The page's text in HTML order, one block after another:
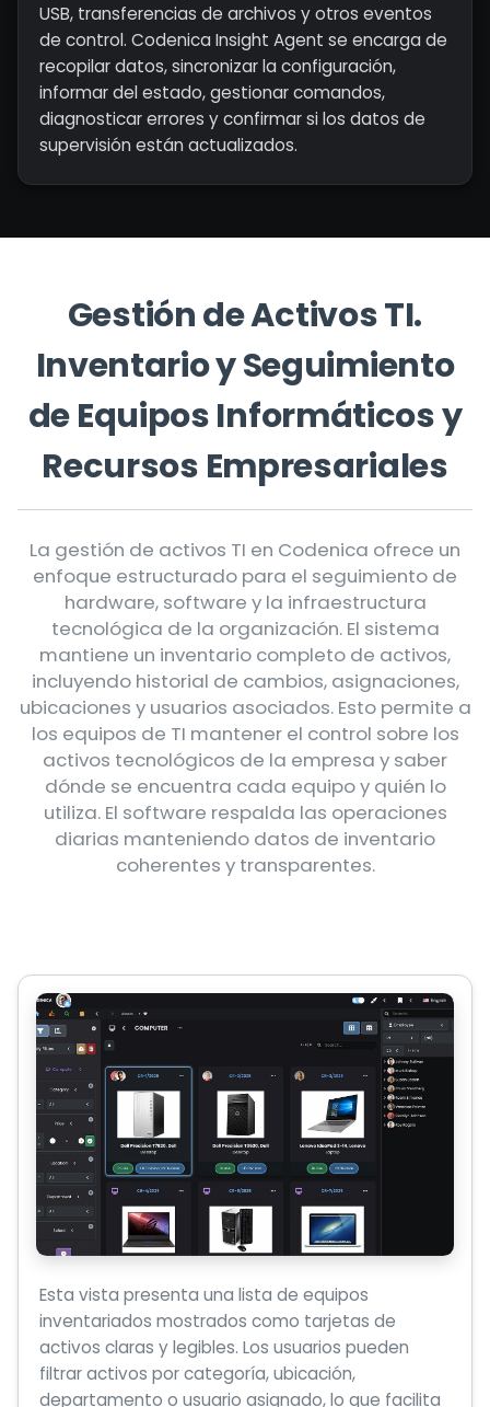
USB, transferencias de archivos y otros eventos
de control. Codenica Insight Agent se encarga de
recopilar datos, sincronizar la configuración,
informar del estado, gestionar comandos,
diagnosticar errores y confirmar si los datos de
supervisión están actualizados.
Gestión de Activos TI.
Inventario y Seguimiento
de Equipos Informáticos y
Recursos Empresariales
La gestión de activos TI en Codenica ofrece un
enfoque estructurado para el seguimiento de
hardware, software y la infraestructura
tecnológica de la organización. El sistema
mantiene un inventario completo de activos,
incluyendo historial de cambios, asignaciones,
ubicaciones y usuarios asociados. Esto permite a
los equipos de TI mantener el control sobre los
activos tecnológicos de la empresa y saber
dónde se encuentra cada equipo y quién lo
utiliza. El software respalda las operaciones
diarias manteniendo datos de inventario
coherentes y transparentes.
Esta vista presenta una lista de equipos
inventariados mostrados como tarjetas de
activos claras y legibles. Los usuarios pueden
filtrar activos por categoría, ubicación,
departamento o usuario asignado, lo que facilita